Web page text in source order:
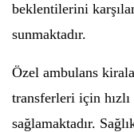
beklentilerini
sunmaktadır.
Özel ambulans
transferleri için
sağlamaktadır.